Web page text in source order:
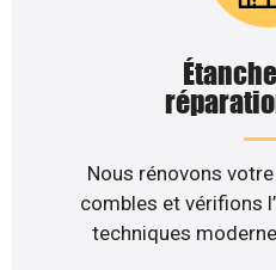
Nous rénovons
combles et vérifions
techniques